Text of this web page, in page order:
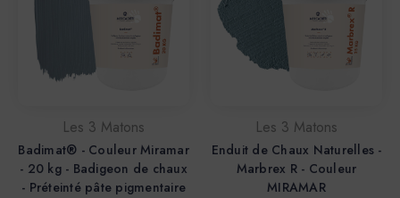
Les 3 Matons
Badimat® - Couleur Miramar
- 20 kg - Badigeon de chaux
- Préteinté pâte pigmentaire
Les 3 Matons
Enduit de Chaux Naturelles -
Marbrex R - Couleur
MIRAMAR